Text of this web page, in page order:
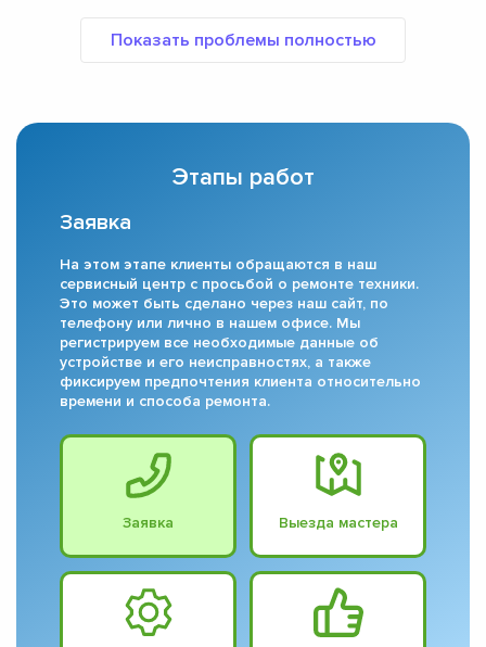
Этапы работ
Заявка
На этом этапе клиенты обращаются в наш
сервисный центр с просьбой о ремонте техники.
Это может быть сделано через наш сайт, по
телефону или лично в нашем офисе. Мы
регистрируем все необходимые данные об
устройстве и его неисправностях, а также
фиксируем предпочтения клиента относительно
времени и способа ремонта.
Заявка Выезда мастера